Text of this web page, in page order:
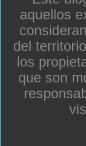
aquellos
del
los
que son